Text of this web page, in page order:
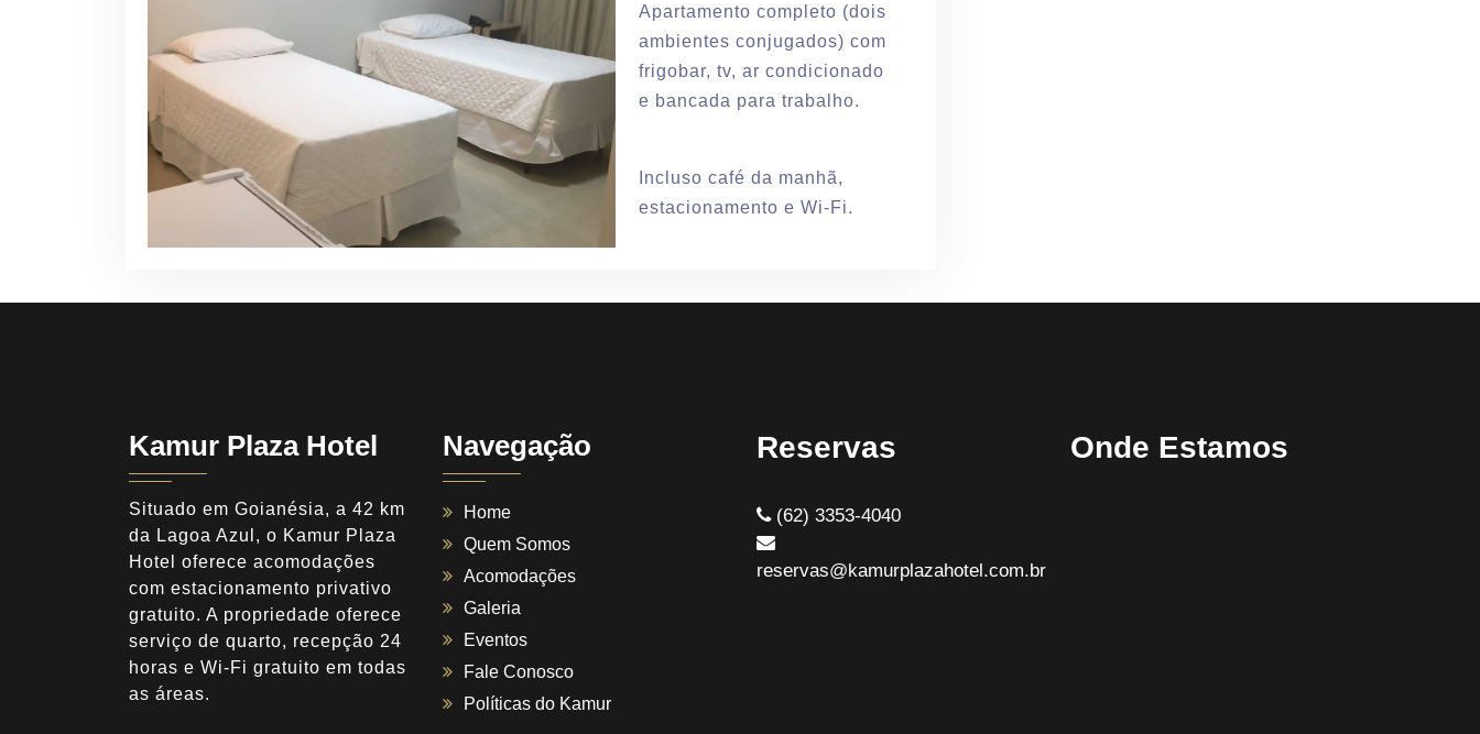
Apartamento completo (dois
ambientes conjugados) com
frigobar, tv, ar condicionado
e bancada para trabalho.
Incluso café da manhã,
estacionamento e Wi-Fi.
Kamur Plaza Hotel
Situado em Goianésia, a 42 km
da Lagoa Azul, o Kamur Plaza
Hotel oferece acomodações
com estacionamento privativo
gratuito. A propriedade oferece
serviço de quarto, recepção 24
horas e Wi-Fi gratuito em todas
as áreas.
Navegação
Home
Quem Somos
Acomodações
Galeria
Eventos
Fale Conosco
Políticas do Kamur
Reservas
(62) 3353-4040
reservas@kamurplazahotel.com.br
Onde Estamos